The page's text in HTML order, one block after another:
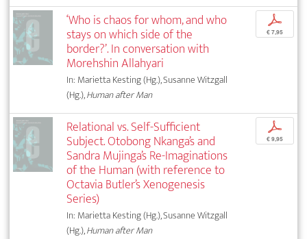
‘Who is chaos for whom, and who
stays on which side of the
border?’. In conversation with
Morehshin Allahyari
In: Marietta Kesting (Hg.), Susanne Witzgall
(Hg.),Human after Man
p
€ 7,95
Relational vs. Self-Sufficient
Subject. Otobong Nkanga’s and
Sandra Mujinga’s Re-Imaginations
of the Human (with reference to
Octavia Butler’s Xenogenesis
Series)
In: Marietta Kesting (Hg.), Susanne Witzgall
(Hg.),Human after Man
p
€ 9,95